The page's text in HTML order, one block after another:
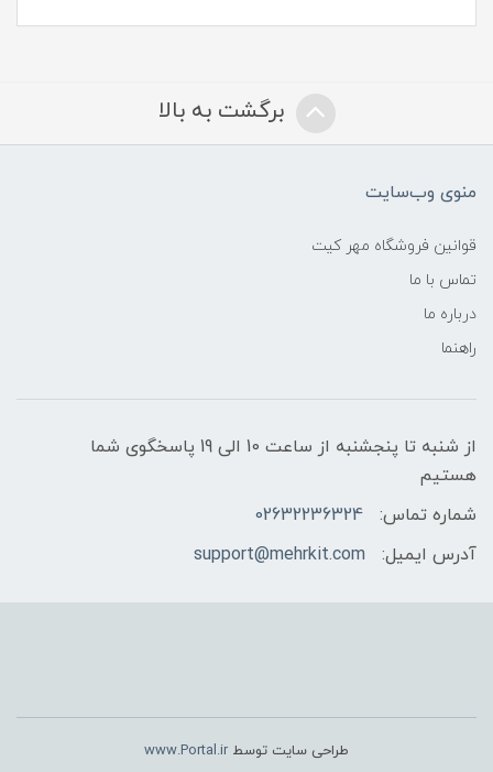
برگشت به بالا
منوی وب‌سایت
قوانین فروشگاه مهر کیت
تماس با ما
درباره ما
راهنما
از شنبه تا پنجشنبه از ساعت 10 الی 19 پاسخگوی شما
هستیم
شماره تماس:
02632236324
آدرس ایمیل:
support@mehrkit.com
طراحی سایت توسط www.Portal.ir